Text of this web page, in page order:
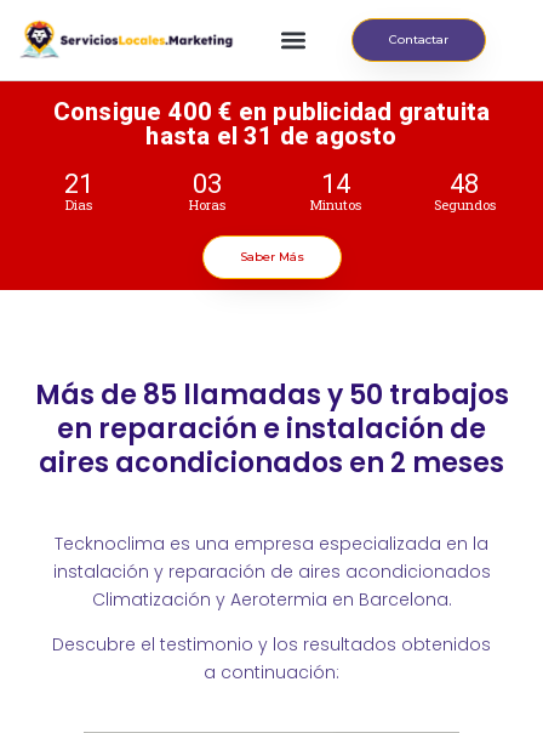
Contactar
Consigue 400 € en publicidad gratuita
hasta el 31 de agosto
21
Dias
03
Horas
14
Minutos
48
Segundos
Saber Más
Más de 85 llamadas y 50 trabajos
en reparación e instalación de
aires acondicionados en 2 meses
Tecknoclima es una empresa especializada en la
instalación y reparación de aires acondicionados
Climatización y Aerotermia en Barcelona.
Descubre el testimonio y los resultados obtenidos
a continuación: